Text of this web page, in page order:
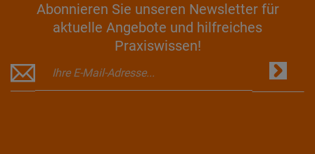
Abonnieren Sie unseren Newsletter für
aktuelle Angebote und hilfreiches
Praxiswissen!